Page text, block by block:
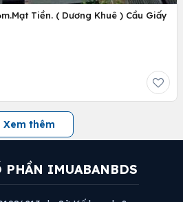
Tiền. ( Dương Khuê ) Cầu Giấy
Xem thêm
PHẦN IMUABANBDS